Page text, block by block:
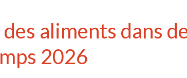
aliments dans
2026